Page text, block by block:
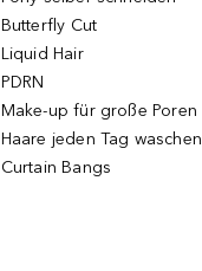
Butterfly Cut
Liquid Hair
PDRN
Make-up für große Poren
Haare jeden Tag waschen
Curtain Bangs